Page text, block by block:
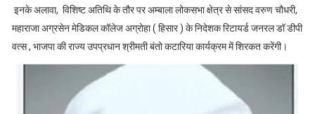
इनके अलावा, विशिष्ट अतिथि के तौर पर अम्बाला लोकसभा क्षेत्र से सांसद वरुण चौधरी,
महाराजा अग्रसेन मेडिकल कॉलेज अग्रोहा ( हिसार ) के निदेशक रिटायर्ड जनरल डॉ डीपी
वत्स , भाजपा की राज्य उपप्रधान श्रीमती बंतो कटारिया कार्यक्रम में शिरकत करेंगी।